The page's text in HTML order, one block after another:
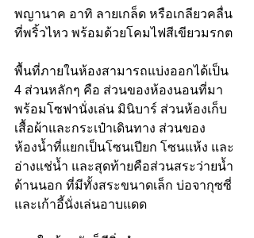
พญานาค อาทิ ลายเกล็ด หรือเกลียวคลื่น
ที่พริ้วไหว พร้อมด้วยโคมไฟสีเขียวมรกต
พื้นที่ภายในห้องสามารถแบ่งออกได้เป็น
4 ส่วนหลักๆ คือ ส่วนของห้องนอนที่มา
พร้อมโซฟานั่งเล่น มินิบาร์ ส่วนห้องเก็บ
เสื้อผ้าและกระเป๋าเดินทาง ส่วนของ
ห้องน้ำที่แยกเป็นโซนเปียก โซนแห้ง และ
อ่างแช่น้ำ และสุดท้ายคือส่วนสระว่ายน้ำ
ด้านนอก ที่มีทั้งสระขนาดเล็ก บ่อจากุซซี่
และเก้าอี้นั่งเล่นอาบแดด